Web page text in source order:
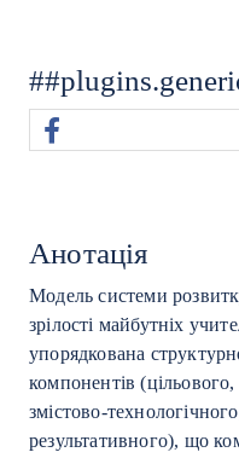
Анотація
Модель системи
зрілості майбутніх
упорядкована
компонентів
змістово-
результативного), що